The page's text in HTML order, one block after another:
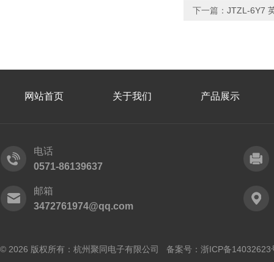
下一篇： JTZL-6Y7
网站首页 关于我们 产品展示
电话
0571-86139637
邮箱
3472761974@qq.com
© 2026 版权所有：杭州聚同电子有限公司 备案号： 浙ICP备14032623